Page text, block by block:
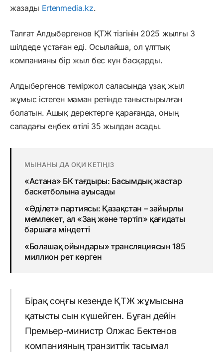
жазады Ertenmedia.kz.
Талғат Алдыбергенов ҚТЖ тізгінін 2025 жылғы 3
шілдеде ұстаған еді. Осылайша, ол ұлттық
компанияны бір жыл бес күн басқарды.
Алдыбергенов теміржол саласында ұзақ жыл
жұмыс істеген маман ретінде таныстырылған
болатын. Ашық деректерге қарағанда, оның
саладағы еңбек өтілі 35 жылдан асады.
МЫНАНЫ ДА ОҚИ КЕТІҢІЗ
«Астана» БК тағдыры: Басымдық жастар
баскетболына ауысады
«Әділет» партиясы: Қазақстан – зайырлы
мемлекет, ал «Заң және тәртіп» қағидаты
баршаға міндетті
«Болашақ ойындары» трансляциясын 185
миллион рет көрген
Бірақ соңғы кезеңде ҚТЖ жұмысына
қатысты сын күшейген. Бұған дейін
Премьер-министр Олжас Бектенов
компанияның транзиттік тасымал